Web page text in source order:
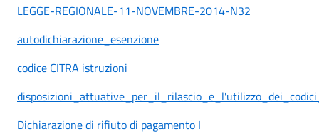
LEGGE-REGIONALE-11-NOVEMBRE-2014-N32
autodichiarazione_esenzione
codice CITRA istruzioni
Dichiarazione di rifiuto di pagamento I